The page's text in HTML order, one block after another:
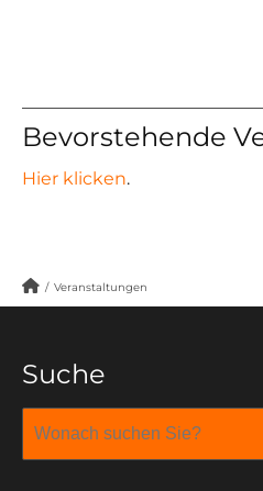
Bevorstehende
Hier klicken.
/ Veranstaltungen
Suche